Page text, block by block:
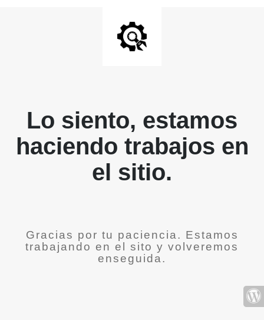
Lo siento, estamos
haciendo trabajos en
el sitio.
Gracias por tu paciencia. Estamos
trabajando en el sito y volveremos
enseguida.